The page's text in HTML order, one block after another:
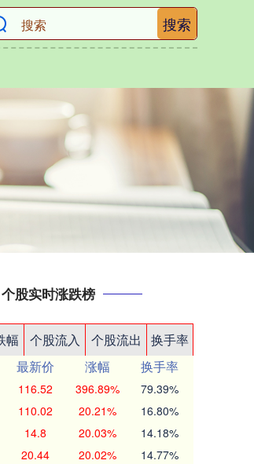
搜索
个股实时涨跌榜
幅 个股流入 个股流出
换手率
最新价 涨幅
换手率
116.52 396.89% 79.39%
110.02 20.21% 16.80%
14.8 20.03% 14.18%
20.44 20.02% 14.77%